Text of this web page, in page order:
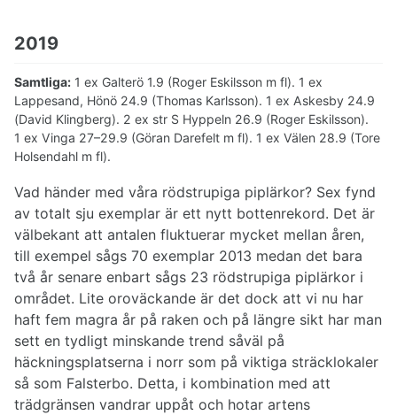
2019
Samtliga: 1 ex Galterö 1.9 (Roger Eskilsson m fl). 1 ex
Lappesand, Hönö 24.9 (Thomas Karlsson). 1 ex Askesby 24.9
(David Klingberg). 2 ex str S Hyppeln 26.9 (Roger Eskilsson).
1 ex Vinga 27–29.9 (Göran Darefelt m fl). 1 ex Välen 28.9 (Tore
Holsendahl m fl).
Vad händer med våra rödstrupiga piplärkor? Sex fynd
av totalt sju exemplar är ett nytt bottenrekord. Det är
välbekant att antalen fluktuerar mycket mellan åren,
till exempel sågs 70 exemplar 2013 medan det bara
två år senare enbart sågs 23 rödstrupiga piplärkor i
området. Lite oroväckande är det dock att vi nu har
haft fem magra år på raken och på längre sikt har man
sett en tydligt minskande trend såväl på
häckningsplatserna i norr som på viktiga sträcklokaler
så som Falsterbo. Detta, i kombination med att
trädgränsen vandrar uppåt och hotar artens